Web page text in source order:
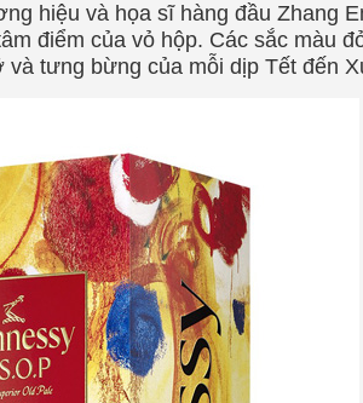
hiệu và họa sĩ hàng đầu Zhang
điểm của vỏ hộp. Các sắc màu
tưng bừng của mỗi dịp Tết đến